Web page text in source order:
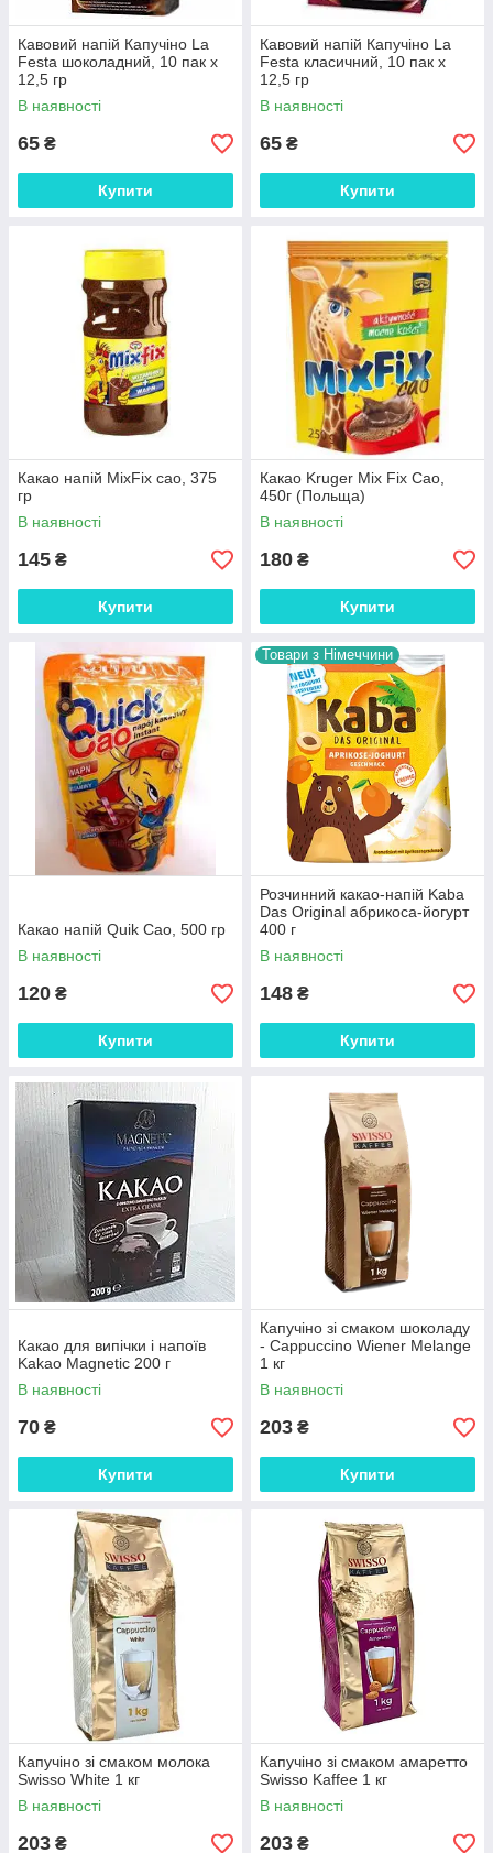
Кавовий напій Капучіно La
Festa шоколадний, 10 пак х
12,5 гр
В наявності
65 ₴
Купити
Кавовий напій Капучіно La
Festa класичний, 10 пак х
12,5 гр
В наявності
65 ₴
Купити
Какао напій MixFix cao, 375
гр
В наявності
145 ₴
Купити
Какао Kruger Mix Fix Cao,
450г (Польща)
В наявності
180 ₴
Купити
Какао напій Quik Cao, 500 гр
В наявності
120 ₴
Купити
Товари з Німеччини
Розчинний какао-напій Kaba
Das Original абрикоса-йогурт
400 г
В наявності
148 ₴
Купити
Какао для випічки і напоїв
Kakao Magnetic 200 г
В наявності
70 ₴
Купити
Капучіно зі смаком шоколаду
- Cappuccino Wiener Melange
1 кг
В наявності
203 ₴
Купити
Капучіно зі смаком молока
Swisso White 1 кг
В наявності
203 ₴
Капучіно зі смаком амаретто
Swisso Kaffee 1 кг
В наявності
203 ₴